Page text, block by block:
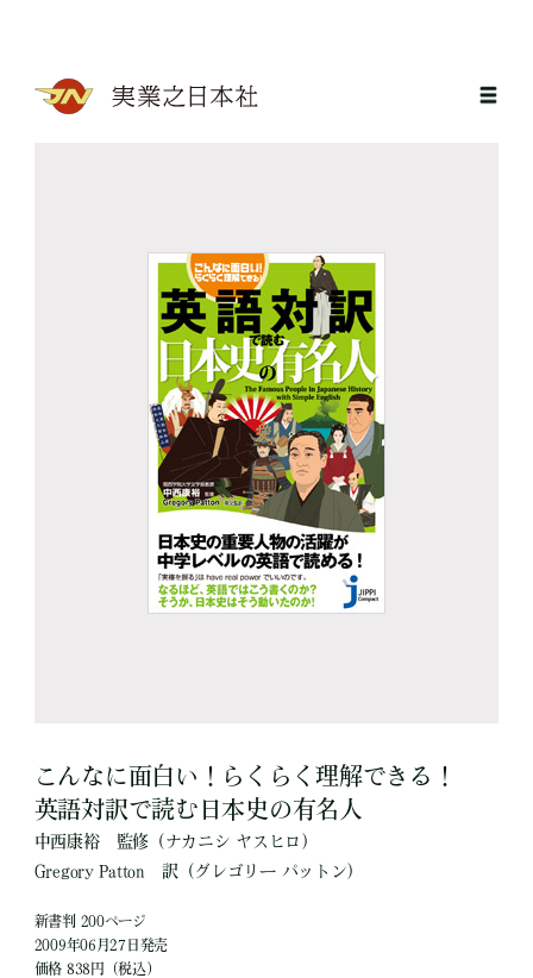
こんなに面白い！らくらく理解できる！
英語対訳で読む日本史の有名人
中西康裕 監修 （ナカニシ ヤスヒロ）
Gregory Patton
訳 （グレゴリー パットン）
新書判 200ページ
2009年06月27日発売
価格 838円（税込）